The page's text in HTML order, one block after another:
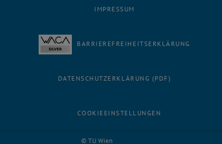
© TU Wien
IMPRESSUM
BARRIEREFREIHEITSERKLÄRUNG
DATENSCHUTZERKLÄRUNG (PDF)
COOKIEEINSTELLUNGEN